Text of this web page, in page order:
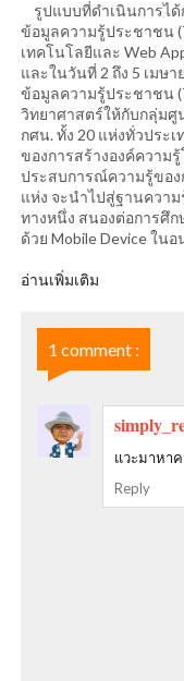
รูปแบบที่ดำเนินการไ
ข้อมูลความรู้ประชาชน
เทคโนโลยีและ Web
และในวันที่ 2 ถึง 5 เมษ
ข้อมูลความรู้ประชาชน
วิทยาศาสตร์ให้กับกลุ่มศู
กศน. ทั้ง 20 แห่งทั่วประ
ของการสร้างองค์ความ
ประสบการณ์ความรู้ของ
แห่ง จะนำไปสู่ฐานควา
ทางหนึ่ง สนองต่อการศึ
ด้วย Mobile Device ใน
อ่านเพิ่มเติม
1 comment :
แวะมาหา
Reply